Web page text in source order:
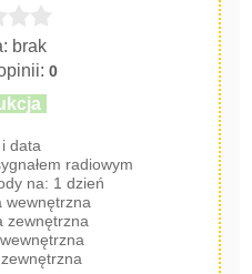
brak
0
data
radiowym
na: 1 dzień
wewnętrzna
zewnętrzna